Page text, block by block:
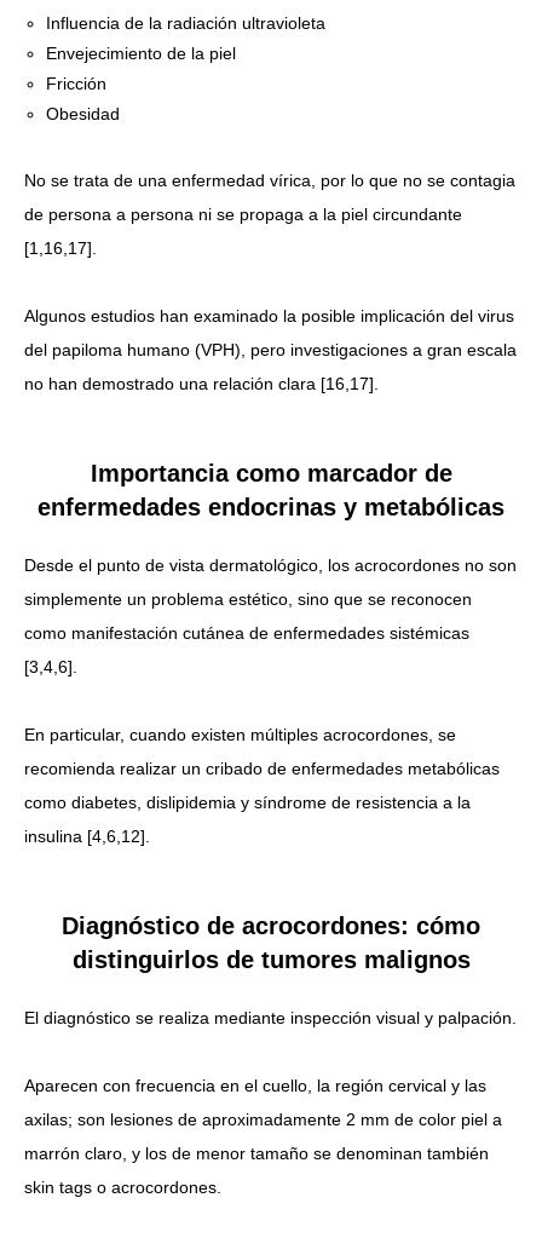
Influencia de la radiación ultravioleta
Envejecimiento de la piel
Fricción
Obesidad
No se trata de una enfermedad vírica, por lo que no se contagia
de persona a persona ni se propaga a la piel circundante
[1,16,17].
Algunos estudios han examinado la posible implicación del virus
del papiloma humano (VPH), pero investigaciones a gran escala
no han demostrado una relación clara [16,17].
Importancia como marcador de
enfermedades endocrinas y metabólicas
Desde el punto de vista dermatológico, los acrocordones no son
simplemente un problema estético, sino que se reconocen
como manifestación cutánea de enfermedades sistémicas
[3,4,6].
En particular, cuando existen múltiples acrocordones, se
recomienda realizar un cribado de enfermedades metabólicas
como diabetes, dislipidemia y síndrome de resistencia a la
insulina [4,6,12].
Diagnóstico de acrocordones: cómo
distinguirlos de tumores malignos
El diagnóstico se realiza mediante inspección visual y palpación.
Aparecen con frecuencia en el cuello, la región cervical y las
axilas; son lesiones de aproximadamente 2 mm de color piel a
marrón claro, y los de menor tamaño se denominan también
skin tags o acrocordones.